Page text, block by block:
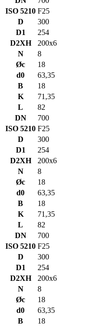
ISO 5210 F25
D
300
D1
254
D2XH
200x6
N
8
Øc
18
d0
63,35
B
18
K
71,35
L
82
DN
700
ISO 5210 F25
D
300
D1
254
D2XH
200x6
N
8
Øc
18
d0
63,35
B
18
K
71,35
L
82
DN
700
ISO 5210 F25
D
300
D1
254
D2XH
200x6
N
8
Øc
18
d0
63,35
B
18